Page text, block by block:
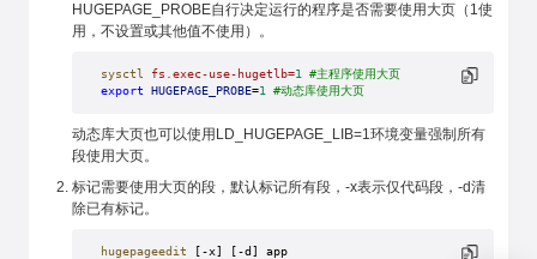
HUGEPAGE_PROBE自行决定运行的程序是否需要使用大页（1使
用，不设置或其他值不使用）。
sysctl fs.exec-use-hugetlb=1
#主程序使用大页
export HUGEPAGE_PROBE=1 #动态库使用大页
动态库大页也可以使用LD_HUGEPAGE_LIB=1环境变量强制所有
段使用大页。
标记需要使用大页的段，默认标记所有段，-x表示仅代码段，-d清
除已有标记。
hugepageedit [-x] [-d] app